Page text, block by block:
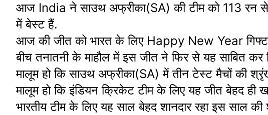
आज India ने साउथ अफ्रीका(SA) की टीम को 113 रन से
में बेस्ट हैं.
आज की जीत को भारत के लिए Happy New Year गिफ्ट
बीच तनातनी के माहौल में इस जीत ने फिर से यह साबित कर
मालूम हो कि साउथ अफ्रीका(SA) में तीन टेस्ट मैचों की
मालूम हो कि इंडियन क्रिकेट टीम के लिए यह जीत बेहद ही
भारतीय टीम के लिए यह साल बेहद शानदार रहा इस साल